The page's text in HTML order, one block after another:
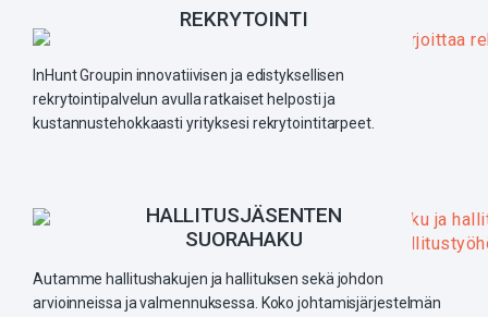
REKRYTOINTI
InHunt Groupin innovatiivisen ja edistyksellisen
rekrytointipalvelun avulla ratkaiset helposti ja
kustannustehokkaasti yrityksesi rekrytointitarpeet.
HALLITUSJÄSENTEN
SUORAHAKU
Autamme hallitushakujen ja hallituksen sekä johdon
arvioinneissa ja valmennuksessa. Koko johtamisjärjestelmän